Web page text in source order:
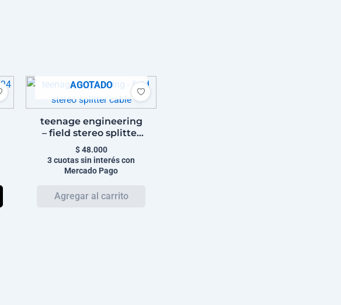
AGOTADO
teenage engineering
– field stereo splitter
cable
$48.000
3 cuotas sin interés con
Mercado Pago